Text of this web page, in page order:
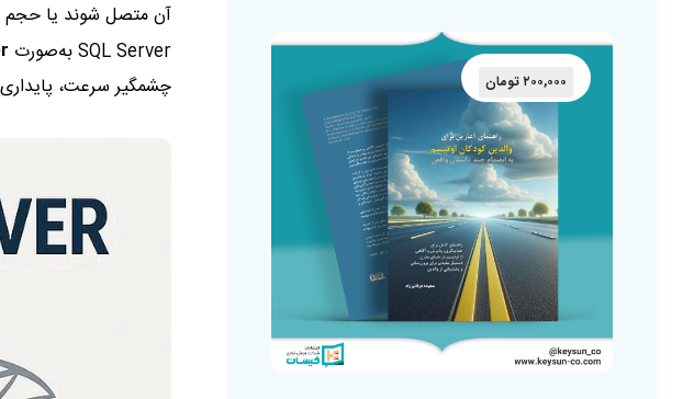
آن متصل شوند یا حجم
SQL Server به‌صورت
چشمگیر سرعت،
۲۰۰,۰۰۰ تومان